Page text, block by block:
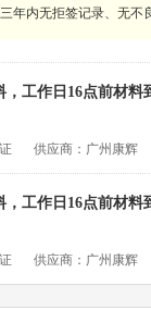
年内无拒签记录、无
工作日16点前材料
供应商：广州康辉
工作日16点前材料
供应商：广州康辉